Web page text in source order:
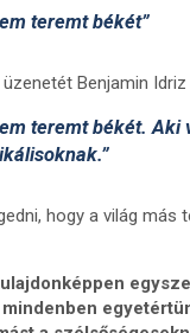
teremt békét”
Benjamin
teremt békét.
hogy a világ